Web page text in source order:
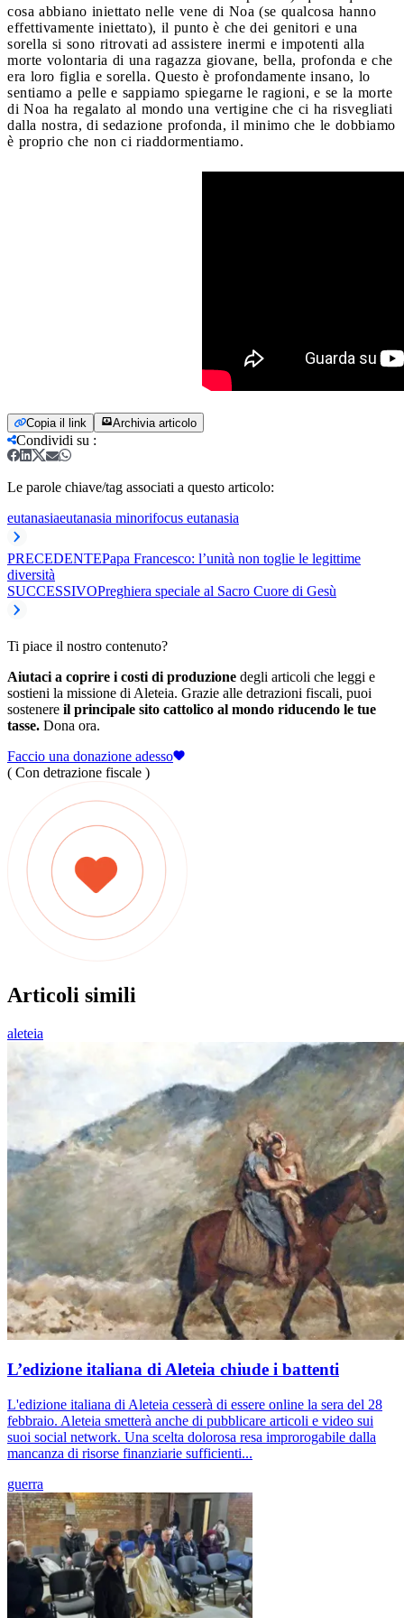
cosa abbiano iniettato nelle vene di Noa (se qualcosa hanno
effettivamente iniettato), il punto è che dei genitori e una
sorella si sono ritrovati ad assistere inermi e impotenti alla
morte volontaria di una ragazza giovane, bella, profonda e che
era loro figlia e sorella. Questo è profondamente insano, lo
sentiamo a pelle e sappiamo spiegarne le ragioni, e se la morte
di Noa ha regalato al mondo una vertigine che ci ha risvegliati
dalla nostra, di sedazione profonda, il minimo che le dobbiamo
è proprio che non ci riaddormentiamo.
Copia il link Archivia articolo
Condividi su :
Le parole chiave/tag associati a questo articolo:
eutanasiaeutanasia minorifocus eutanasia
PRECEDENTEPapa Francesco: l’unità non toglie le legittime
diversità
SUCCESSIVOPreghiera speciale al Sacro Cuore di Gesù
Ti piace il nostro contenuto?
Aiutaci a coprire i costi di produzione degli articoli che leggi e
sostieni la missione di Aleteia. Grazie alle detrazioni fiscali, puoi
sostenere il principale sito cattolico al mondo riducendo le tue
tasse. Dona ora.
Faccio una donazione adesso
( Con detrazione fiscale )
Articoli simili
aleteia
L’edizione italiana di Aleteia chiude i battenti
L'edizione italiana di Aleteia cesserà di essere online la sera del 28
febbraio. Aleteia smetterà anche di pubblicare articoli e video sui
suoi social network. Una scelta dolorosa resa improrogabile dalla
mancanza di risorse finanziarie sufficienti...
guerra